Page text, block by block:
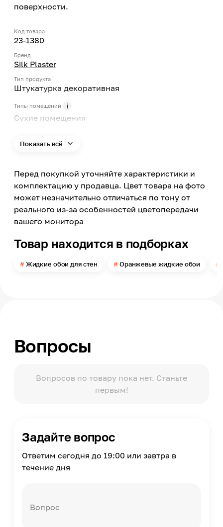
поверхности.
Код товара
23-1380
Бренд
Silk Plaster
Тип продукта
Штукатурка декоративная
Типы помещений
Сухие помещения
Стена
Номер цвета
1007
Мелкий рельеф
Нет
в 1 слой до 3
Упаковка
Пакет
Показать всё
Перед покупкой уточняйте характеристики и
комплектацию у продавца. Цвет товара на фото
может незначительно отличаться по тону от
реального из-за особенностей цветопередачи
вашего монитора
Товар находится в подборках
Жидкие обои для стен Оранжевые жидкие обои
Вопросы
Вопросов по товару пока нет. Станьте
первым!
Задайте вопрос
Ответим сегодня до 19:00 или завтра в
течение дня
Вопрос